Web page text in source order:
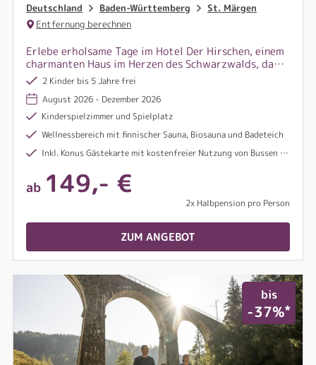
Deutschland Baden-Württemberg
St. Märgen
Entfernung berechnen
Erlebe erholsame Tage im Hotel Der Hirschen, einem
charmanten Haus im Herzen des Schwarzwalds, das
dich mit herzlicher Gastfreundschaft, Komfort und
naturnaher Lage begeistert.
2 Kinder bis 5 Jahre frei
August 2026 - Dezember 2026
Kinderspielzimmer und Spielplatz
Wellnessbereich mit finnischer Sauna, Biosauna und Badeteich
Inkl. Konus Gästekarte mit kostenfreier Nutzung von Bussen und Bahn in der Region Schwarzwald, sowie freier oder vergünstigter Eintritt bei zahlreichen Freizeit- und Kultureinrichtungen
ab 149,- €
2x Halbpension pro Person
ZUM ANGEBOT
bis
-37%*